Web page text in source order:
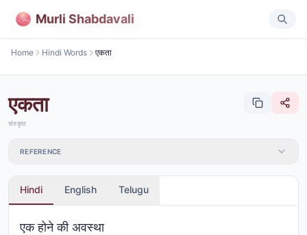
Murli Shabdavali
Home Hindi Words एकता
एकता
संस्कृत
REFERENCE
Hindi English Telugu
एक होने की अवस्था